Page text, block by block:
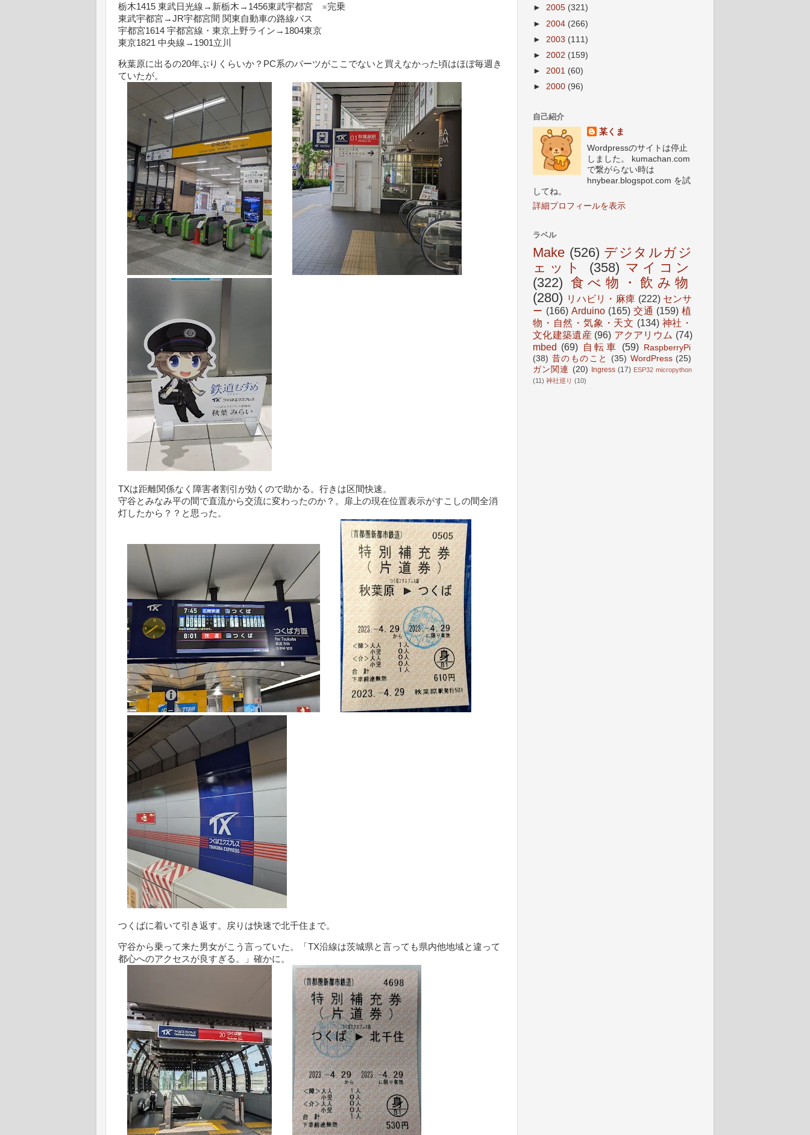
栃木1415 東武日光線→新栃木→1456東武宇都宮 ※完乗
東武宇都宮→JR宇都宮間 関東自動車の路線バス
宇都宮1614 宇都宮線・東京上野ライン→1804東京
東京1821 中央線→1901立川
秋葉原に出るの20年ぶりくらいか？PC系のパーツがここでないと買えなかった頃はほぼ毎週き
ていたが。
TXは距離関係なく障害者割引が効くので助かる。行きは区間快速。
守谷とみなみ平の間で直流から交流に変わったのか？。扉上の現在位置表示がすこしの間全消
灯したから？？と思った。
つくばに着いて引き返す。戻りは快速で北千住まで。
守谷から乗って来た男女がこう言っていた。「TX沿線は茨城県と言っても県内他地域と違って
都心へのアクセスが良すぎる。」確かに。
► 2005 (321)
► 2004 (266)
► 2003 (111)
► 2002 (159)
► 2001 (60)
► 2000 (96)
自己紹介
某くま
Wordpressのサイトは停止
しました。 kumachan.com
で繋がらない時は
hnybear.blogspot.com を試
してね。
詳細プロフィールを表示
ラベル
Make (526) デジタルガジ
ェット
(358) マイコン
(322) 食べ物・飲み物
(280) リハビリ・麻痺 (222) センサ
ー (166) Arduino (165) 交通 (159) 植
物・自然・気象・天文 (134) 神社・
文化建築遺産 (96) アクアリウム (74)
mbed (69) 自転車 (59)
RaspberryPi
(38) 昔のものこと (35) WordPress (25)
ガン関連 (20) Ingress (17) ESP32 micropython
(11) 神社巡り (10)